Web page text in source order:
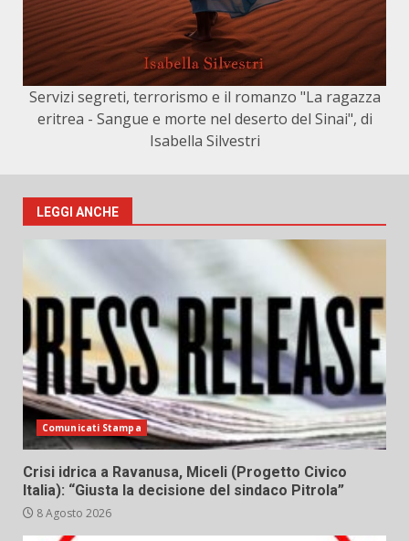
Servizi segreti, terrorismo e il romanzo "La ragazza
eritrea - Sangue e morte nel deserto del Sinai", di
Isabella Silvestri
LEGGI ANCHE
Comunicati Stampa
Crisi idrica a Ravanusa, Miceli (Progetto Civico
Italia): “Giusta la decisione del sindaco Pitrola”
8 Agosto 2026